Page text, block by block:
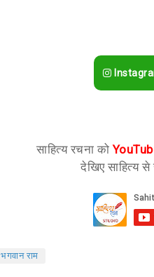
साहित्य रचना को
देखिए साहित्य
भगवान राम